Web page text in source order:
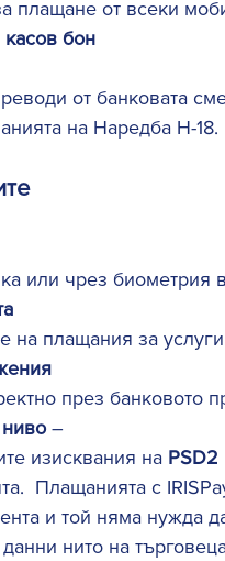
плащане от всеки
касов бон
от банковата
на Наредба Н-18.
или чрез биометрия
плащания за
през банковото
ниво –
изисквания на PSD2
Плащанията с
и той няма нужда
нито на